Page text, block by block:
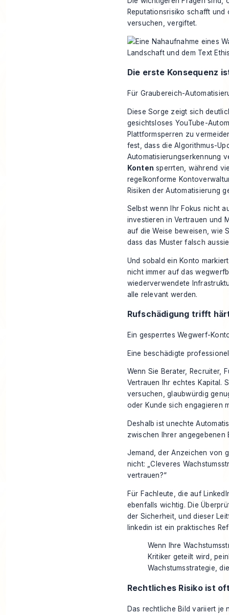
Reputationsrisiko schafft
versuchen, vergiftet.
Die erste Konsequenz
Für Graubereich-
Diese Sorge zeigt sich
gesichtsloses YouTube-
Plattformsperren zu
fest, dass die Algorithmus-
Automatisierungserkennung
Konten sperrten, während
regelkonforme
Risiken der Automatisierung
Selbst wenn Ihr Fokus nicht
investieren in Vertrauen und
auf die Weise beweisen, wie
dass das Muster falsch
Und sobald ein Konto
nicht immer auf das
wiederverwendete
alle relevant werden.
Rufschädigung trifft
Ein gesperrtes Wegwerf-
Eine beschädigte
Wenn Sie Berater, Recruiter,
Vertrauen Ihr echtes Kapital.
versuchen, glaubwürdig
oder Kunde sich engagieren
Deshalb ist unechte
zwischen Ihrer angegebenen
Jemand, der Anzeichen von
nicht: „Cleveres
vertrauen?“
Für Fachleute, die auf
ebenfalls wichtig. Die
der Sicherheit, und dieser
linkedin ist ein praktisches
Wenn Ihre
Kritiker geteilt wird,
Wachstumsstrategie,
Rechtliches Risiko ist
Das rechtliche Bild variiert je